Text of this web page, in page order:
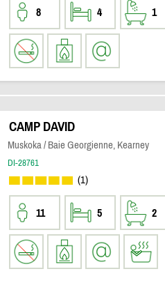
8 4 1
CAMP DAVID
Muskoka / Baie Georgienne, Kearney
DI-28761
(1)
11 5 2